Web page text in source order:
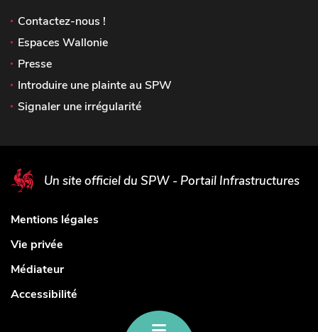
Contactez-nous !
Espaces Wallonie
Presse
Introduire une plainte au SPW
Signaler une irrégularité
Un site officiel du SPW - Portail Infrastructures
Mentions légales
Vie privée
Médiateur
Accessibilité